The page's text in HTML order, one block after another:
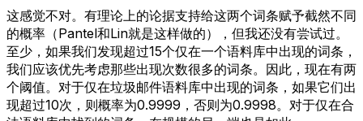
这感觉不对。有理论上的论据支持给这两个词条赋予截然不同
的概率（Pantel和Lin就是这样做的），但我还没有尝试过。
至少，如果我们发现超过15个仅在一个语料库中出现的词条，
我们应该优先考虑那些出现次数很多的词条。因此，现在有两
个阈值。对于仅在垃圾邮件语料库中出现的词条，如果它们出
现超过10次，则概率为0.9999，否则为0.9998。对于仅在合